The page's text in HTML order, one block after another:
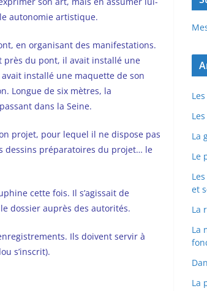
autonomie artistique.
en organisant des manifestations.
près du pont, il avait installé une
installé une maquette de son
Longue de six mètres, la
dans la Seine.
projet, pour lequel il ne dispose pas
dessins préparatoires du projet… le
cette fois. Il s’agissait de
dossier auprès des autorités.
Ils doivent servir à
s’inscrit).
La
Le
et
La
La
La